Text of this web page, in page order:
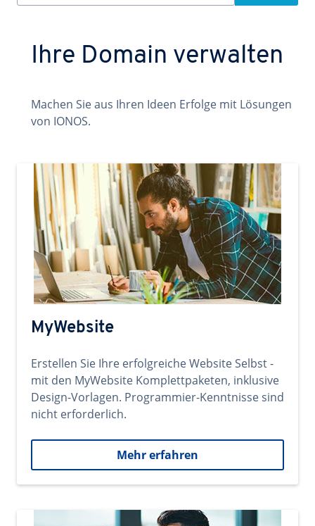
Ihre Domain verwalten
Machen Sie aus Ihren Ideen Erfolge mit Lösungen
von IONOS.
MyWebsite
Erstellen Sie Ihre erfolgreiche Website Selbst -
mit den MyWebsite Komplettpaketen, inklusive
Design-Vorlagen. Programmier-Kenntnisse sind
nicht erforderlich.
Mehr erfahren